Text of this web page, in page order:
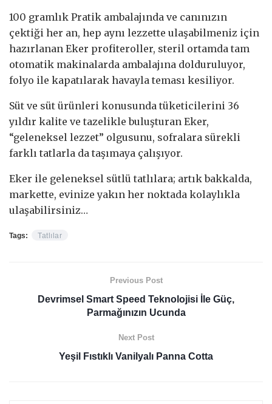
100 gramlık Pratik ambalajında ve canınızın
çektiği her an, hep aynı lezzette ulaşabilmeniz için
hazırlanan Eker profiteroller, steril ortamda tam
otomatik makinalarda ambalajına dolduruluyor,
folyo ile kapatılarak havayla teması kesiliyor.
Süt ve süt ürünleri konusunda tüketicilerini 36
yıldır kalite ve tazelikle buluşturan Eker,
“geleneksel lezzet” olgusunu, sofralara sürekli
farklı tatlarla da taşımaya çalışıyor.
Eker ile geleneksel sütlü tatlılara; artık bakkalda,
markette, evinize yakın her noktada kolaylıkla
ulaşabilirsiniz…
Tags: Tatlılar
Previous Post
Devrimsel Smart Speed Teknolojisi İle Güç,
Parmağınızın Ucunda
Next Post
Yeşil Fıstıklı Vanilyalı Panna Cotta